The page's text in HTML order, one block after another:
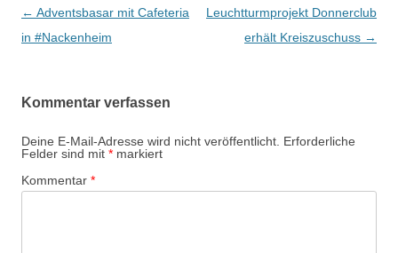
Beitrags-
Navigation
← Adventsbasar mit Cafeteria
in #Nackenheim
Leuchtturmprojekt Donnerclub
erhält Kreiszuschuss →
Kommentar verfassen
Deine E-Mail-Adresse wird nicht veröffentlicht. Erforderliche
Felder sind mit * markiert
Kommentar *